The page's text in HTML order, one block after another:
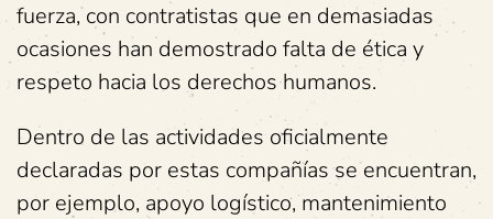
fuerza, con contratistas que en demasiadas
ocasiones han demostrado falta de ética y
respeto hacia los derechos humanos.
Dentro de las actividades oficialmente
declaradas por estas compañías se encuentran,
por ejemplo, apoyo logístico, mantenimiento